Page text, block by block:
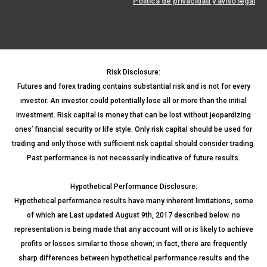
Risk Disclosure:
Futures and forex trading contains substantial risk and is not for every
investor. An investor could potentially lose all or more than the initial
investment. Risk capital is money that can be lost without jeopardizing
ones’ financial security or life style. Only risk capital should be used for
trading and only those with sufficient risk capital should consider trading.
Past performance is not necessarily indicative of future results.
Hypothetical Performance Disclosure:
Hypothetical performance results have many inherent limitations, some
of which are Last updated August 9th, 2017 described below. no
representation is being made that any account will or is likely to achieve
profits or losses similar to those shown; in fact, there are frequently
sharp differences between hypothetical performance results and the